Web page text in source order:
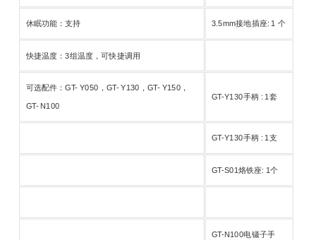
休眠功能：支持 3.5mm接地插座: 1 个
快捷温度：3组温度，可快捷调用
可选配件：GT- Y050，GT- Y130，GT- Y150，
GT- N100
GT-Y130手柄 : 1套
GT-Y130手柄 : 1支
GT-S01烙铁座: 1个
GT-N100电镊子手